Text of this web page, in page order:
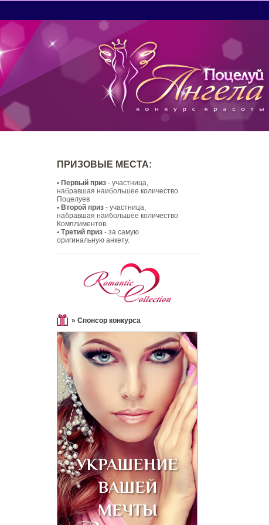
ПРИЗОВЫЕ МЕСТА:
• Первый приз - участница,
набравшая наибольшее количество
Поцелуев
• Второй приз - участница,
набравшая наибольшее количество
Комплиментов.
• Третий приз - за самую
оригинальную анкету.
» Спонсор конкурса